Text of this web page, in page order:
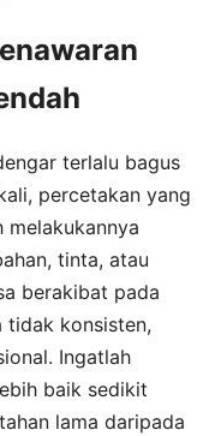
terlalu bagus
percetakan yang
melakukannya
tinta, atau
berakibat pada
tidak konsisten,
Ingatlah
baik sedikit
lama daripada